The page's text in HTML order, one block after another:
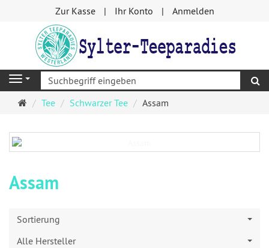
Zur Kasse Ihr Konto Anmelden
Navigation
Startseite
Tee Schwarzer Tee Assam
Assam
Sortierung
Alle Hersteller